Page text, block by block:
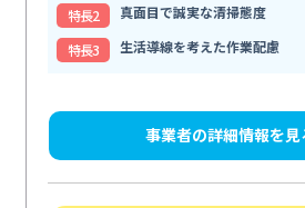
特⻑2
真面目で誠実な清掃態度
特⻑3
生活導線を考えた作業配慮
事業者の詳細情報を見